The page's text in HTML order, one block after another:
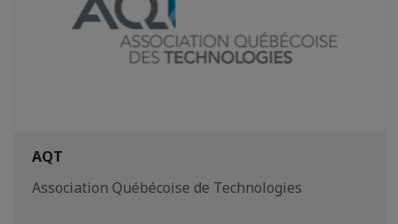
AQT
Association Québécoise de Technologies